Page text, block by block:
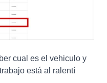
cual es el vehiculo y
está al ralentí